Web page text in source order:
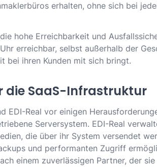
erhalten, ohne sich bei
hohe Erreichbarkeit und
erreichbar, selbst außerhalb der
bei ihren Kunden mit sich bringt.
die SaaS-Infrastruktur
EDI-Real vor einigen
Serversystem. EDI-Real
die über ihr System versendet
und performanten Zugriff
einem zuverlässigen Partner, der